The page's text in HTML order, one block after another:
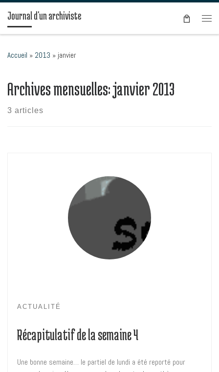
Passer au contenu
Journal d'un archiviste
Accueil » 2013 » janvier
Archives mensuelles:janvier 2013
3 articles
ACTUALITÉ
Récapitulatif de la semaine 4
Une bonne semaine… le partiel de lundi a été reporté pour